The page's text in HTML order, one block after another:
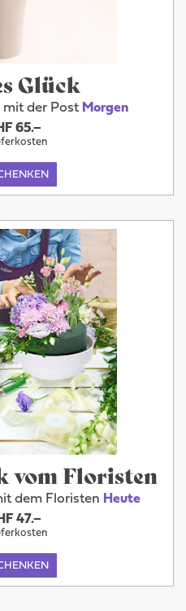
Glück
mit der Post Morgen
65.–
vom Floristen
dem Floristen Heute
47.–